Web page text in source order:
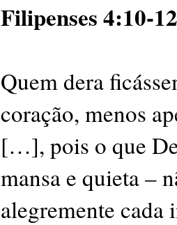
Filipenses 4:10-12
Quem dera
coração, menos
[…], pois o que
mansa e quieta –
alegremente cada